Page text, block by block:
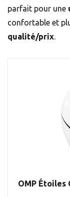
parfait pour une
confortable et
qualité/prix.
OMP Étoiles